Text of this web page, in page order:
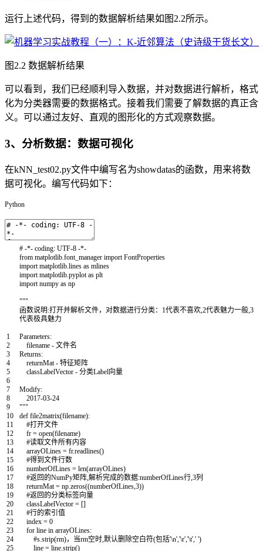
运行上述代码，得到的数据解析结果如图2.2所示。
图2.2 数据解析结果
可以看到，我们已经顺利导入数据，并对数据进行解析，格式
化为分类器需要的数据格式。接着我们需要了解数据的真正含
义。可以通过友好、直观的图形化的方式观察数据。
3、分析数据：数据可视化
在kNN_test02.py文件中编写名为showdatas的函数，用来将数
据可视化。编写代码如下：
Python
1
2
3
4
5
6
7
8
9
10
11
12
13
14
15
16
17
18
19
20
21
22
23
24
25
# -*- coding: UTF-8 -*-
from matplotlib.font_manager import FontProperties
import matplotlib.lines as mlines
import matplotlib.pyplotas plt
import numpy as np
"""
函数说明:打开并解析文件，对数据进行分类：1代表不喜欢,2代表魅力一般,3
代表极具魅力
Parameters:
filename - 文件名
Returns:
returnMat - 特征矩阵
classLabelVector - 分类Label向量
Modify:
2017-03-24
"""
def file2matrix(filename):
#打开文件
fr = open(filename)
#读取文件所有内容
arrayOLines = fr.readlines()
#得到文件行数
numberOfLines = len(arrayOLines)
#返回的NumPy矩阵,解析完成的数据:numberOfLines行,3列
returnMat = np.zeros((numberOfLines,3))
#返回的分类标签向量
classLabelVector = []
#行的索引值
index = 0
for line in arrayOLines:
#s.strip(rm)，当rm空时,默认删除空白符(包括'\n','\r','\t',' ')
line = line.strip()